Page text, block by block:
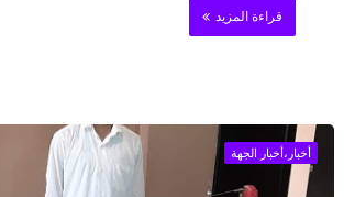
قراءة المزيد
أخبار،أخبار الجهة